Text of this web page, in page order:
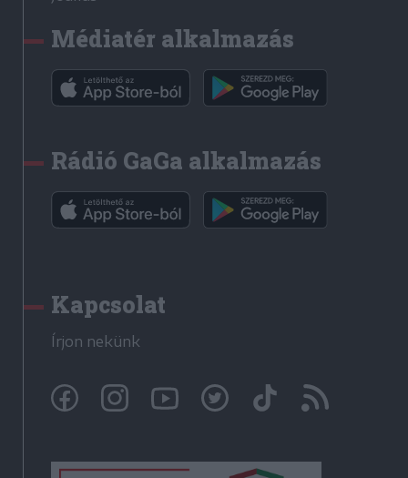
Médiatér alkalmazás
Rádió GaGa alkalmazás
Kapcsolat
Írjon nekünk